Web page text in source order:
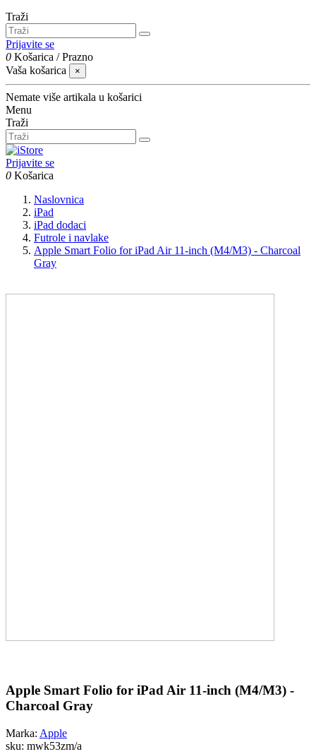
Traži
Prijavite se
0 Košarica /Prazno
Vaša košarica
×
Nemate više artikala u košarici
Menu
Traži
Prijavite se
0 Košarica
Naslovnica
iPad
iPad dodaci
Futrole i navlake
Apple Smart Folio for iPad Air 11-inch (M4/M3) - Charcoal
Gray
Apple Smart Folio for iPad Air 11-inch (M4/M3) -
Charcoal Gray
Marka: Apple
sku: mwk53zm/a